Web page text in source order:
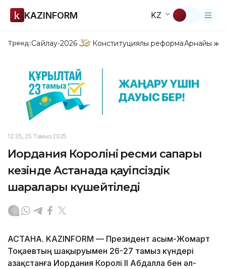
KAZINFORM KZ
Тренд:Сайлау-2026 Конституциялық реформаАрнайы
12:35, 25 Тамыз 2025
Иордания Королінің ресми сапары
кезінде Астанада қауіпсіздік
шаралары күшейтіледі
АСТАНА. KAZINFORM — Президент Қасым-Жомарт
Тоқаевтың шақыруымен 26-27 тамыз күндері
Қазақстанға Иордания Королі II Абдалла бен әл-